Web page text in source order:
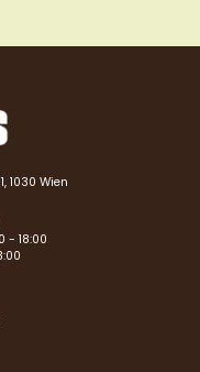
1030 Wien
- 18:00